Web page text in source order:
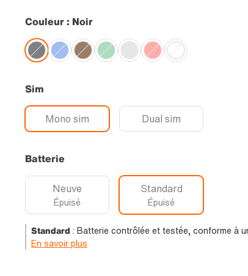
Couleur : Noir
Sim
Mono sim Dual sim
Batterie
Neuve
Épuisé
Standard
Épuisé
Standard : Batterie contrôlée et testée, conforme à
En savoir plus